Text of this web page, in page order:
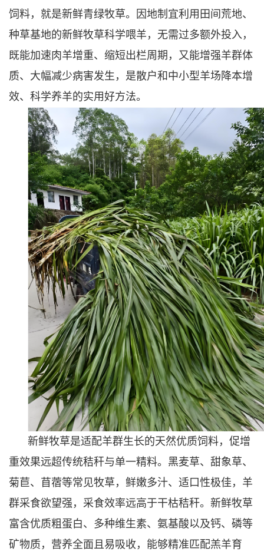
饲料，就是新鲜青绿牧草。因地制宜利用田间荒地、
种草基地的新鲜牧草科学喂羊，无需过多额外投入，
既能加速肉羊增重、缩短出栏周期，又能增强羊群体
质、大幅减少病害发生，是散户和中小型羊场降本增
效、科学养羊的实用好方法。
新鲜牧草是适配羊群生长的天然优质饲料，促增
重效果远超传统秸秆与单一精料。黑麦草、甜象草、
菊苣、苜蓿等常见牧草，鲜嫩多汁、适口性极佳，羊
群采食欲望强，采食效率远高于干枯秸秆。新鲜牧草
富含优质粗蛋白、多种维生素、氨基酸以及钙、磷等
矿物质，营养全面且易吸收，能够精准匹配羔羊育